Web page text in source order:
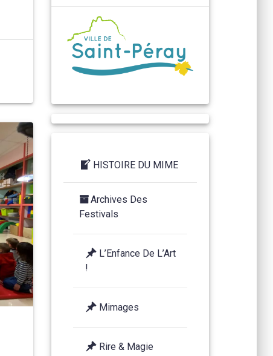
HISTOIRE DU MIME
Archives Des
Festivals
L’Enfance De L’Art
!
Mimages
Rire & Magie